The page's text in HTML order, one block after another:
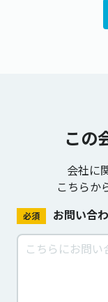
この
会社に
こちらか
必須 お問い合